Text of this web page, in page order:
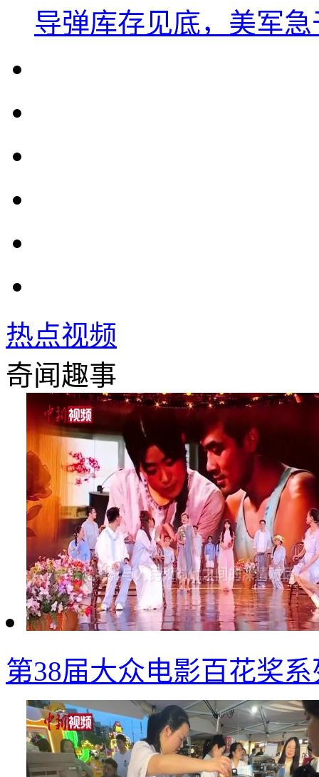
导弹库存见底，美军
热点视频
奇闻趣事
第38届大众电影百花奖